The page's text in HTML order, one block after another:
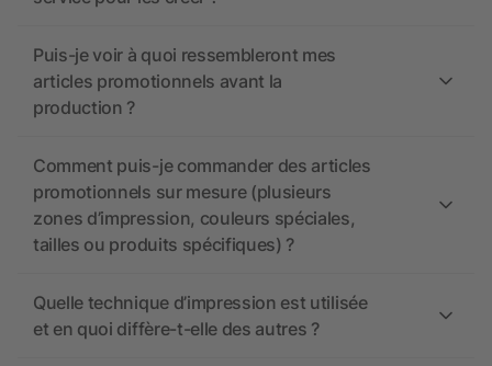
Puis-je voir à quoi ressembleront mes
articles promotionnels avant la
production ?
Comment puis-je commander des articles
promotionnels sur mesure (plusieurs
zones d’impression, couleurs spéciales,
tailles ou produits spécifiques) ?
Quelle technique d’impression est utilisée
et en quoi diffère-t-elle des autres ?